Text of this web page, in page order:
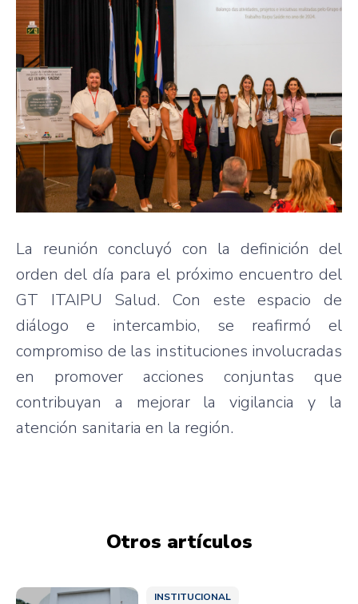
La reunión concluyó con la definición del
orden del día para el próximo encuentro del
GT ITAIPU Salud. Con este espacio de
diálogo e intercambio, se reafirmó el
compromiso de las instituciones involucradas
en promover acciones conjuntas que
contribuyan a mejorar la vigilancia y la
atención sanitaria en la región.
Otros artículos
INSTITUCIONAL